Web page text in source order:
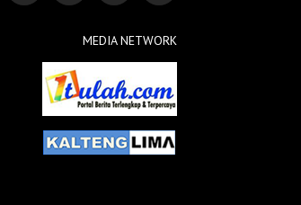
MEDIA NETWORK